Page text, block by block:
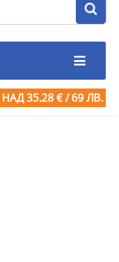
НАД 35.28 € / 69 ЛВ.